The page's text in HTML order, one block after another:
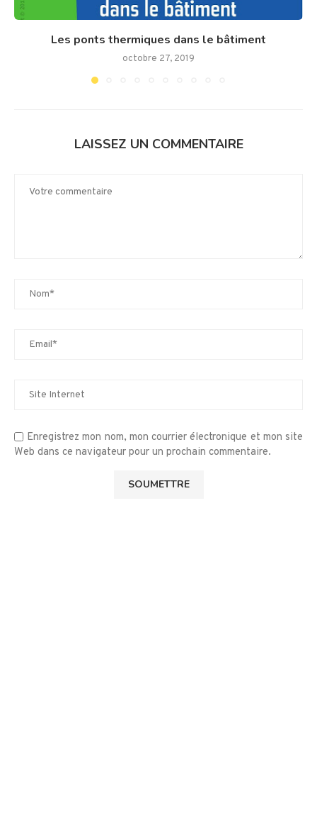
Les ponts thermiques dans le bâtiment
octobre 27, 2019
LAISSEZ UN COMMENTAIRE
Enregistrez mon nom, mon courrier électronique et mon site
Web dans ce navigateur pour un prochain commentaire.